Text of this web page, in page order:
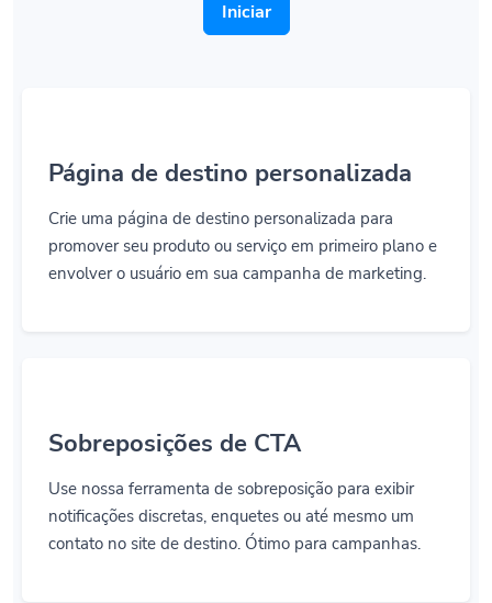
Iniciar
Página de destino personalizada
Crie uma página de destino personalizada para
promover seu produto ou serviço em primeiro plano e
envolver o usuário em sua campanha de marketing.
Sobreposições de CTA
Use nossa ferramenta de sobreposição para exibir
notificações discretas, enquetes ou até mesmo um
contato no site de destino. Ótimo para campanhas.